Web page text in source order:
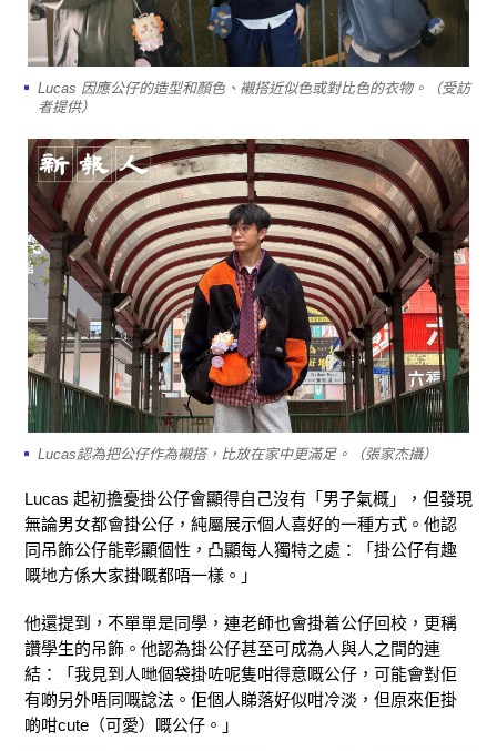
Lucas 因應公仔的造型和顏色、襯搭近似色或對比色的衣物。（受訪
者提供）
Lucas認為把公仔作為襯搭，比放在家中更滿足。（張家杰攝）
Lucas 起初擔憂掛公仔會顯得自己沒有「男子氣概」，但發現
無論男女都會掛公仔，純屬展示個人喜好的一種方式。他認
同吊飾公仔能彰顯個性，凸顯每人獨特之處：「掛公仔有趣
嘅地方係大家掛嘅都唔一樣。」
他還提到，不單單是同學，連老師也會掛着公仔回校，更稱
讚學生的吊飾。他認為掛公仔甚至可成為人與人之間的連
結：「我見到人哋個袋掛咗呢隻咁得意嘅公仔，可能會對佢
有啲另外唔同嘅諗法。佢個人睇落好似咁冷淡，但原來佢掛
啲咁cute（可愛）嘅公仔。」